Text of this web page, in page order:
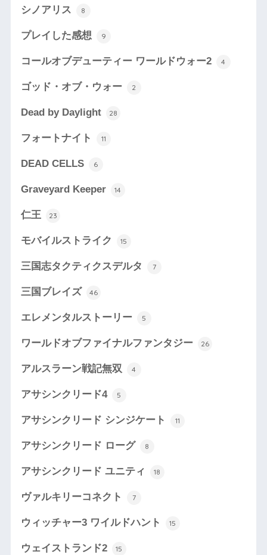
シノアリス 8
プレイした感想 9
コールオブデューティー ワールドウォー2 4
ゴッド・オブ・ウォー 2
Dead by Daylight 28
フォートナイト 11
DEAD CELLS 6
Graveyard Keeper 14
仁王 23
モバイルストライク 15
三国志タクティクスデルタ 7
三国ブレイズ 46
エレメンタルストーリー 5
ワールドオブファイナルファンタジー 26
アルスラーン戦記無双 4
アサシンクリード4 5
アサシンクリード シンジケート 11
アサシンクリード ローグ 8
アサシンクリード ユニティ 18
ヴァルキリーコネクト 7
ウィッチャー3 ワイルドハント 15
ウェイストランド2 15